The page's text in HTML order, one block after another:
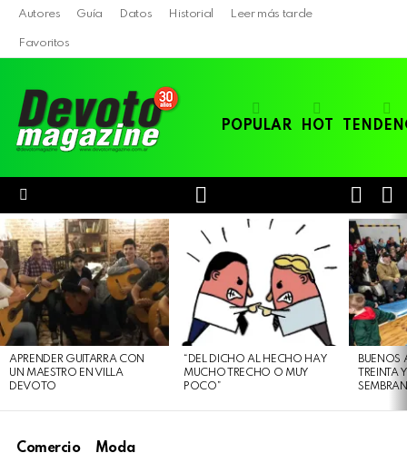
Autores Guía Datos Historial Leer más tarde
Favoritos
POPULAR HOT
SKIN
LATEST
STORIES
APRENDER GUITARRA CON
UN MAESTRO EN VILLA
DEVOTO
“DEL DICHO AL HECHO HAY
MUCHO TRECHO O MUY
POCO”
BUENOS
Comercio Moda